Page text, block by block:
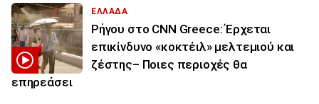
ΕΛΛΑΔΑ
Ρήγου στο CNN Greece: Έρχεται
επικίνδυνο «κοκτέιλ» μελτεμιού και
ζέστης– Ποιες περιοχές θα
επηρεάσει